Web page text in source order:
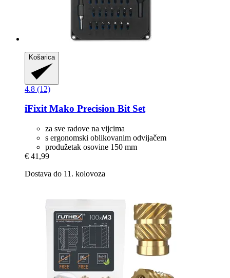
Košarica
4.8 (12)
iFixitMako Precision Bit Set
za sve radove na vijcima
s ergonomski oblikovanim odvijačem
produžetak osovine 150 mm
€ 41,99
Dostava do 11. kolovoza